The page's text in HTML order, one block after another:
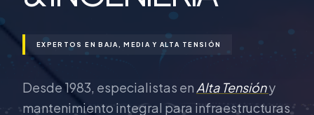
EXPERTOS EN BAJA, MEDIA Y ALTA TENSIÓN
Desde 1983, especialistas en Alta Tensióny
mantenimiento integral para infraestructuras